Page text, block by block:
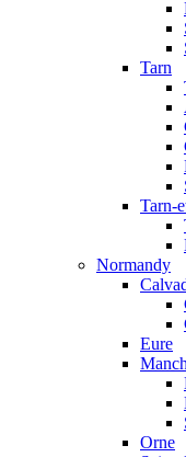
Tarn
Tarn-
Normandy
Eure
Orne